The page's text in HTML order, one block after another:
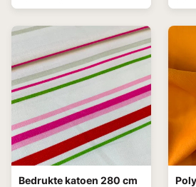
Bedrukte katoen 280 cm